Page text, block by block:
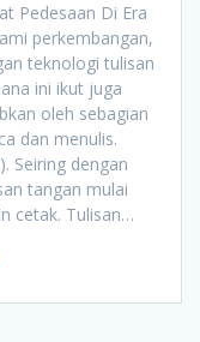
Pedesaan Di Era
perkembangan,
teknologi tulisan
ini ikut juga
oleh sebagian
dan menulis.
Seiring dengan
tangan mulai
cetak. Tulisan…